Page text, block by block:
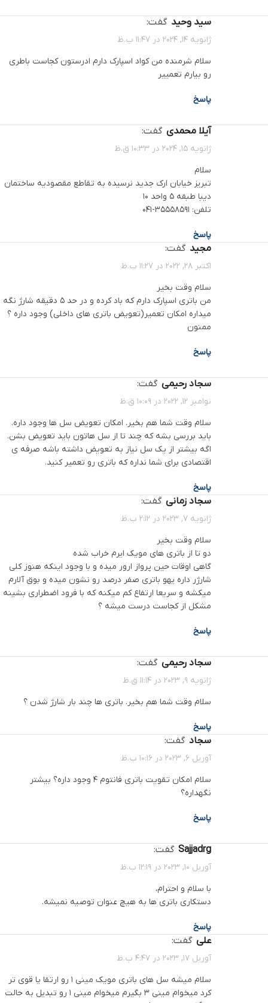
سید وحید گفت:
ژانویه 14, 2024 در 11:47 ب.ظ
سلام شرمنده من کواد اسپارک دارم ادرستون کجاست باطری
رو بیارم تعمییر
پاسخ
آیلا محمدی گفت:
ژانویه 15, 2024 در 10:33 ق.ظ
سلام
تبریز خیابان ارک جدید نرسیده به تقاطع مقصودیه ساختمان
دیبا طبقه 5 واحد 10
تلفن: 35558591-041
پاسخ
مجید گفت:
اکتبر 28, 2022 در 11:27 ب.ظ
سلام وقت بخیر
من باتری اسپارک دارم که باد کرده و در حد 5 دقیقه شارژ نگه
میداره امکان تعمیر(تعویض باتری های داخلی) وجود داره ؟
ممنون
پاسخ
سجاد رحیمی گفت:
نوامبر 12, 2022 در 10:09 ق.ظ
سلام وقت شما هم بخیر. امکان تعویض سل ها وجود داره.
باید بررسی بشه که چند تا از سل هاتون باید تعویض بشن.
اگه بیشتر از یک سل نیاز به تعویض داشته باشه صرفه ی
اقتصادی برای شما نداره که باتری رو تعمیر کنید.
پاسخ
سجاد زمانی گفت:
ژانویه 7, 2023 در 2:12 ب.ظ
سلام وقت بخیر
دو تا از باتری های مویک ایرم خراب شده
گاهی اوقات حین پرواز ارور میده و با وجود اینکه هنوز کلی
شارژر داره یهو باتری صفر درصد رو نشون میده و بوق آلارم
میکشه و سریعا ارتفاع کم میکنه که با فرود اضطراری بشینه
مشکل از کجاست درست میشه ؟
پاسخ
سجاد رحیمی گفت:
ژانویه 9, 2023 در 11:14 ق.ظ
سلام وقت شما هم بخیر. باتری ها چند بار شارژ شدن ؟
پاسخ
سجاد گفت:
آوریل 6, 2023 در 10:16 ب.ظ
سلام امکان تقویت باتری فانتوم ۴ وجود داره؟ بیشتر
نگهداره؟
پاسخ
sajjadrg گفت:
آوریل 10, 2023 در 12:19 ب.ظ
با سلام و احترام،
دستکاری باتری ها به هیچ عنوان توصیه نمیشه.
پاسخ
علی گفت:
آوریل 17, 2023 در 4:47 ب.ظ
سلام میشه سل های باتری مویک مینی ۱ رو ارتقا یا قوی تر
کرد میخوام مینی ۳ بگیرم میخوام مینی ۱ رو تبدیل به حالت